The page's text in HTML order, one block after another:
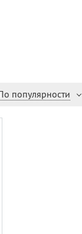
популярности